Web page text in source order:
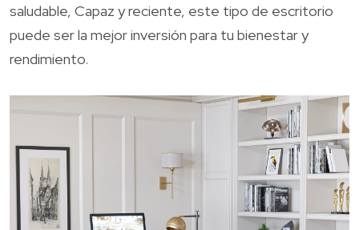
saludable, Capaz y reciente, este tipo de escritorio
puede ser la mejor inversión para tu bienestar y
rendimiento.